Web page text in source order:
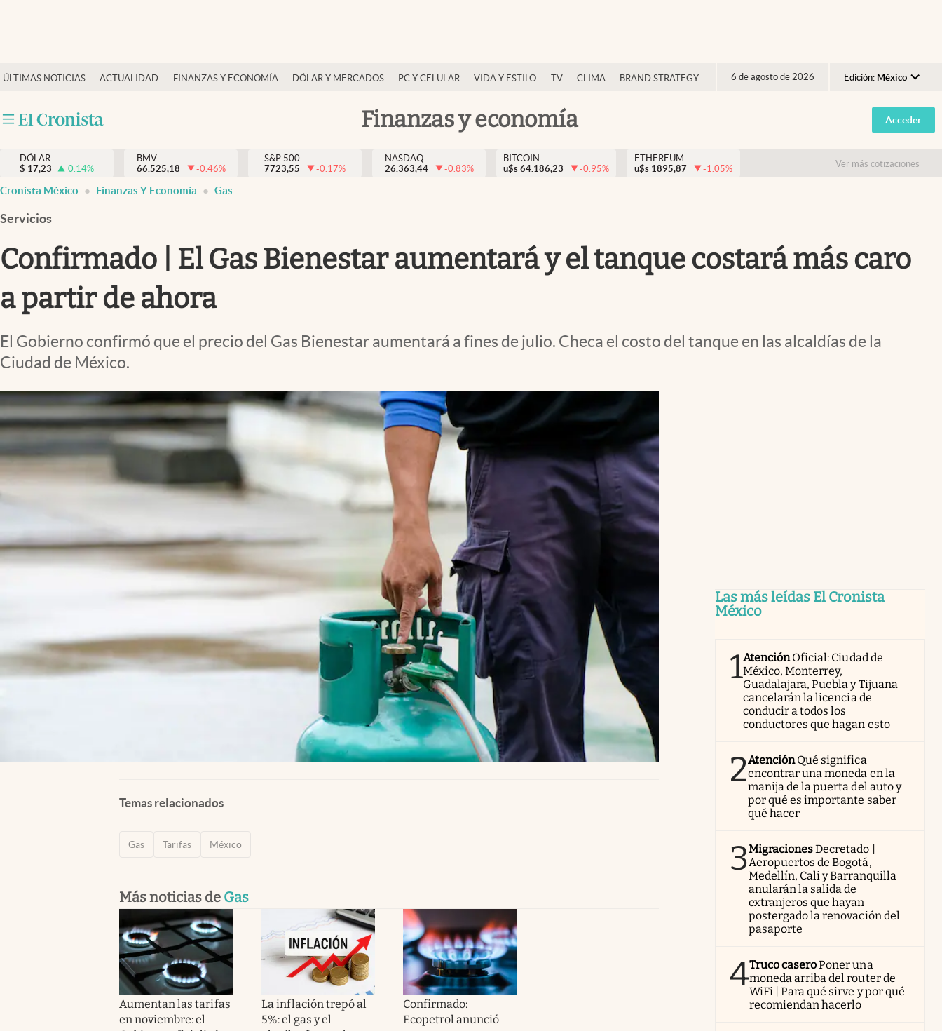
ÚLTIMAS NOTICIAS ACTUALIDAD FINANZAS Y ECONOMÍA DÓLAR Y MERCADOS PC Y CELULAR VIDA Y ESTILO TV CLIMA BRAND STRATEGY 6 de agosto de 2026 Edición: México
Argentina
España
USA
Finanzas y economía
Actualidad
Internacionales
Opinión
Brand Strategy
Vida y estilo
Tv
Espiritualidad
abre en nueva pestaña
Acceder
DÓLAR
$ 17,23 0.14%
BMV
66.525,18
-0.46%
S&P 500
7723,55
-0.17%
NASDAQ
26.363,44
-0.83%
BITCOIN
u$s 64.186,23 -0.95%
ETHEREUM
u$s 1895,87 -1.05% Ver más cotizaciones
Cronista México Finanzas Y Economía Gas
Servicios
Confirmado | El Gas Bienestar aumentará y el tanque costará más caro
a partir de ahora
El Gobierno confirmó que el precio del Gas Bienestar aumentará a fines de julio. Checa el costo del tanque en las alcaldías de la
Ciudad de México.
Temas relacionados
Gas Tarifas México
Más noticias de Gas
Aumentan las tarifas
en noviembre: el
La inflación trepó al
5%: el gas y el
Confirmado:
Ecopetrol anunció
Las más leídas El Cronista
México
1AtenciónOficial: Ciudad de
México, Monterrey,
Guadalajara, Puebla y Tijuana
cancelarán la licencia de
conducir a todos los
conductores que hagan esto
2AtenciónQué significa
encontrar una moneda en la
manija de la puerta del auto y
por qué es importante saber
qué hacer
3MigracionesDecretado |
Aeropuertos de Bogotá,
Medellín, Cali y Barranquilla
anularán la salida de
extranjeros que hayan
postergado la renovación del
pasaporte
4Truco caseroPoner una
moneda arriba del router de
WiFi | Para qué sirve y por qué
recomiendan hacerlo